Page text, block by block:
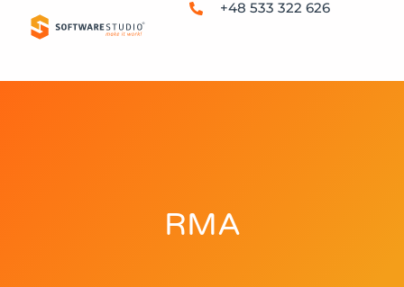
+48 533 322 626
RMA